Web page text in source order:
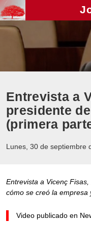
Entrevista a
presidente
(primera
Lunes, 30 de septiembre
Entrevista a Vicenç
cómo se creó la empresa
Video publicado en